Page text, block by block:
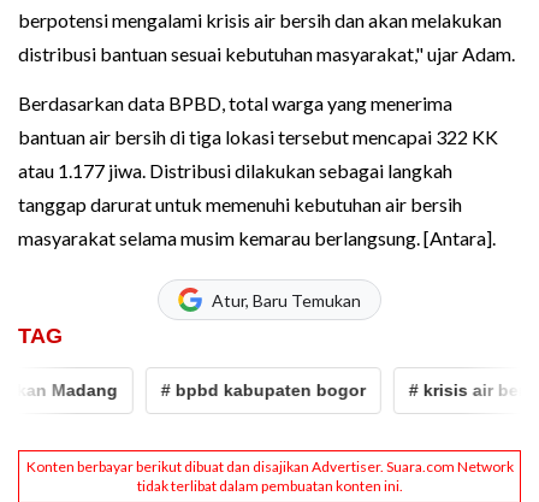
berpotensi mengalami krisis air bersih dan akan melakukan
distribusi bantuan sesuai kebutuhan masyarakat," ujar Adam.
Berdasarkan data BPBD, total warga yang menerima
bantuan air bersih di tiga lokasi tersebut mencapai 322 KK
atau 1.177 jiwa. Distribusi dilakukan sebagai langkah
tanggap darurat untuk memenuhi kebutuhan air bersih
masyarakat selama musim kemarau berlangsung. [Antara].
Atur, Baru Temukan
TAG
Madang # bpbd kabupaten bogor # krisis air bersih